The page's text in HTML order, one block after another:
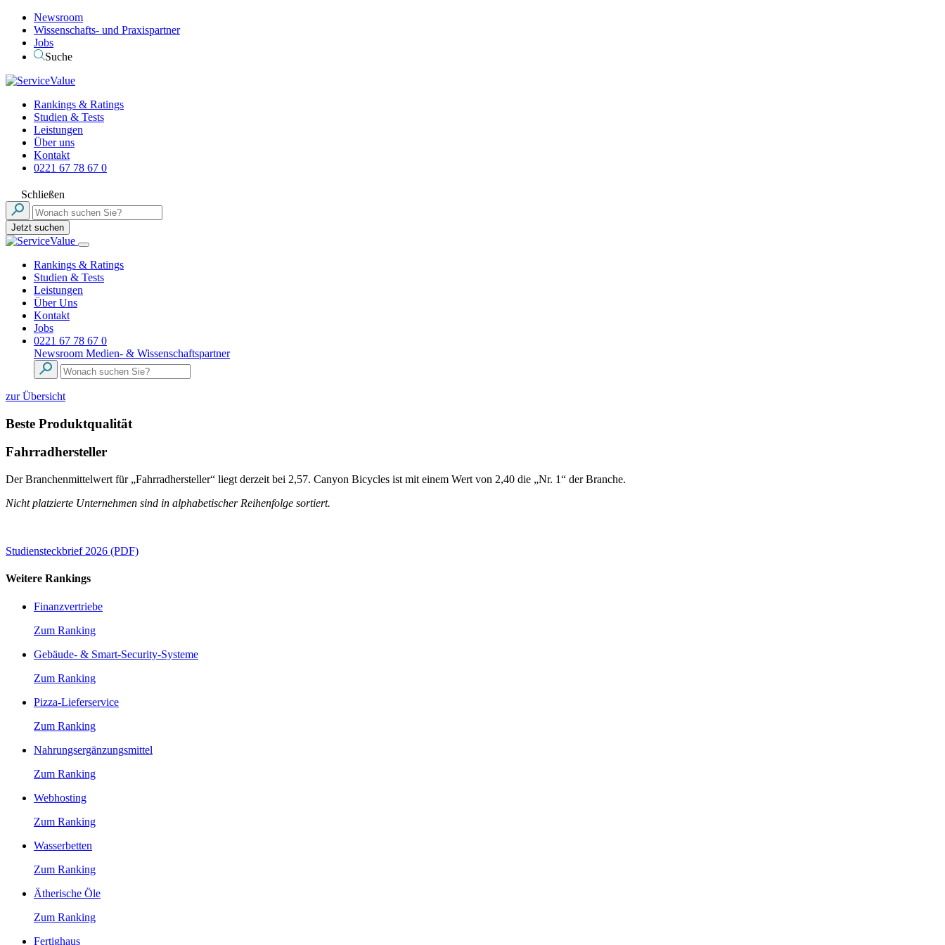
Newsroom
Wissenschafts- und Praxispartner
Jobs
Suche
Rankings & Ratings
Studien & Tests
Leistungen
Über uns
Kontakt
0221 67 78 67 0
Schließen
Jetzt suchen
Rankings & Ratings
Studien & Tests
Leistungen
Über Uns
Kontakt
Jobs
0221 67 78 67 0
Newsroom Medien- & Wissenschaftspartner
zur Übersicht
Beste Produktqualität
Fahrradhersteller
Der Branchenmittelwert für „Fahrradhersteller“ liegt derzeit bei 2,57. Canyon Bicycles ist mit einem Wert von 2,40 die „Nr. 1“ der Branche.
Nicht platzierte Unternehmen sind in alphabetischer Reihenfolge sortiert.
Studiensteckbrief 2026 (PDF)
Weitere Rankings
Finanzvertriebe
Zum Ranking
Gebäude‑ & Smart‑Security‑Systeme
Zum Ranking
Pizza-Lieferservice
Zum Ranking
Nahrungsergänzungsmittel
Zum Ranking
Webhosting
Zum Ranking
Wasserbetten
Zum Ranking
Ätherische Öle
Zum Ranking
Fertighaus